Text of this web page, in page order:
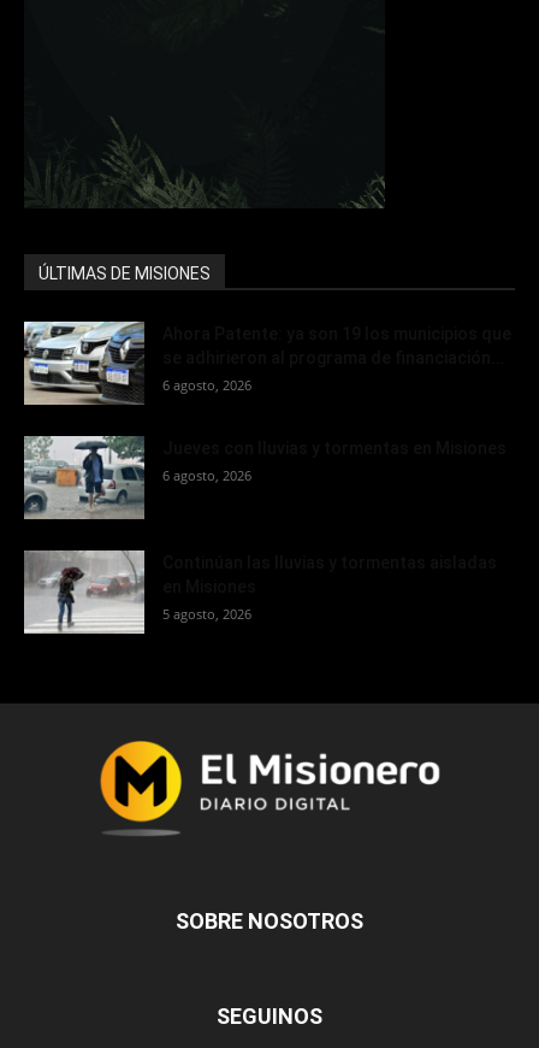
ÚLTIMAS DE MISIONES
6 agosto, 2026
6 agosto, 2026
5 agosto, 2026
SOBRE NOSOTROS
SEGUINOS